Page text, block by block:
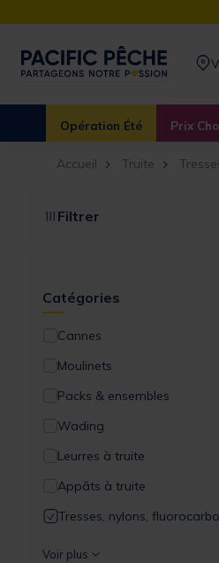
Opération Été Prix
Accueil Truite
Filtrer
Catégories
Cannes
Moulinets
Packs & ensembles
Wading
Leurres à truite
Appâts à truite
Tresses, nylons,
Lignes et accessoires de
Voir plus